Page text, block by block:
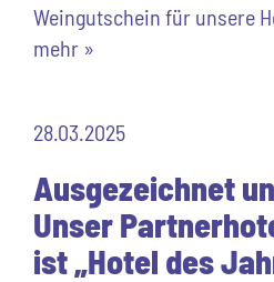
Weingutschein für unsere
mehr »
28.03.2025
Ausgezeichnet
Unser
ist „Hotel des